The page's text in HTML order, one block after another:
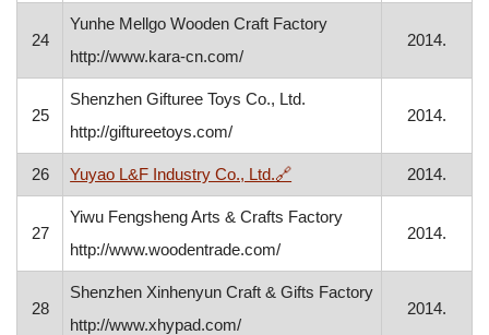
24
Yunhe Mellgo Wooden Craft Factory
http://www.kara-cn.com/
2014.
25
Shenzhen Gifturee Toys Co., Ltd.
http://giftureetoys.com/
2014.
26 Yuyao L&F Industry Co., Ltd.🔗, otvara se u novom
2014.
27
Yiwu Fengsheng Arts & Crafts Factory
http://www.woodentrade.com/
2014.
28
Shenzhen Xinhenyun Craft & Gifts Factory
http://www.xhypad.com/
2014.